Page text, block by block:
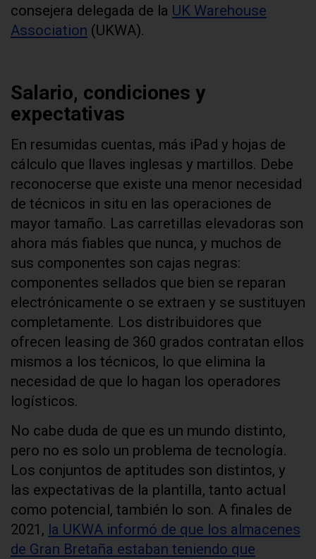
consejera delegada de la UK Warehouse
Association (UKWA).
Salario, condiciones y
expectativas
En resumidas cuentas, más iPad y hojas de
cálculo que llaves inglesas y martillos. Debe
reconocerse que existe una menor necesidad
de técnicos in situ en las operaciones de
mayor tamaño. Las carretillas elevadoras son
ahora más fiables que nunca, y muchos de
sus componentes son cajas negras:
componentes sellados que bien se reparan
electrónicamente o se extraen y se sustituyen
completamente. Los distribuidores que
ofrecen leasing de 360 grados contratan ellos
mismos a los técnicos, lo que elimina la
necesidad de que lo hagan los operadores
logísticos.
No cabe duda de que es un mundo distinto,
pero no es solo un problema de tecnología.
Los conjuntos de aptitudes son distintos, y
las expectativas de la plantilla, tanto actual
como potencial, también lo son. A finales de
2021, la UKWA informó de que los almacenes
de Gran Bretaña estaban teniendo que